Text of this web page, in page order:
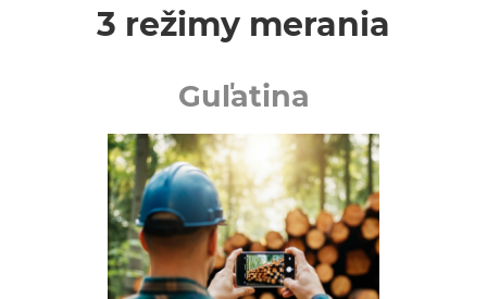
3 režimy merania
Guľatina